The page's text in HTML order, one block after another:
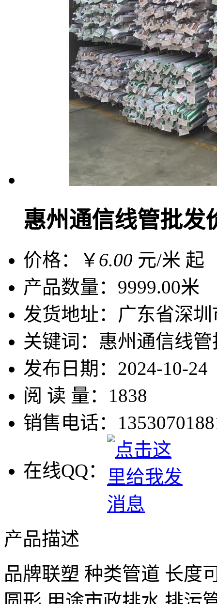
惠州通信线管批发
价格：￥6.00 元/米 起
产品数量： 9999.00米
发货地址： 广东省深
关键词： 惠州通信线
发布日期： 2024-10-24
阅 读 量： 1838
销售电话：
在线QQ：
产品描述
品牌联塑 种类管道 长度